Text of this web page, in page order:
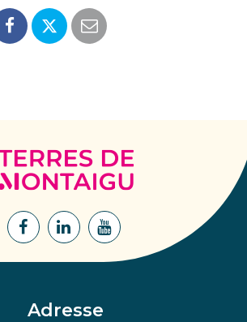
Terres
de
Montaigu
Lien
Facebook
Lien
Lien
Adresse